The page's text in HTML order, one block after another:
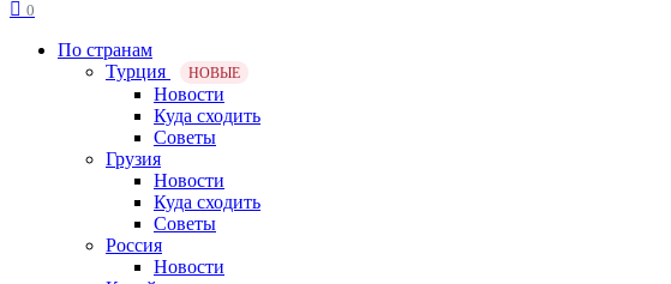
0
По странам
Турция
НОВЫЕ
Новости
Куда сходить
Советы
Грузия
Новости
Куда сходить
Советы
Россия
Новости